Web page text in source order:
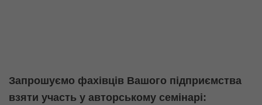
Запрошуємо фахівців Вашого підприємства
взяти участь у авторському семінарі: